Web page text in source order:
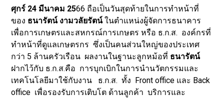
ศุกร์ 24 มีนาคม 2566 ถือเป็นวันสุดท้ายในการทำหน้าที่
ของ ธนารัตน์ งามวลัยรัตน์ในตำแหน่งผู้จัดการธนาคาร
เพื่อการเกษตรและสหกรณ์การเกษตร หรือ ธ.ก.ส. องค์กรที่
ทำหน้าที่ดูแลเกษตรกร ซึ่งเป็นคนส่วนใหญ่ของประเทศ
กว่า 5 ล้านครัวเรือน ผลงานในฐานะลูกหม้อที่ ธนารัตน์
ฝากไว้กับ ธ.ก.ส.คือ การบุกเบิกในการนำนวัตกรรมและ
เทคโนโลยีมาใช้กับงาน ธ.ก.ส. ทั้ง Front office และ Back
office เพื่อรองรับการเติบโต ด้านลูกค้า บริการและ